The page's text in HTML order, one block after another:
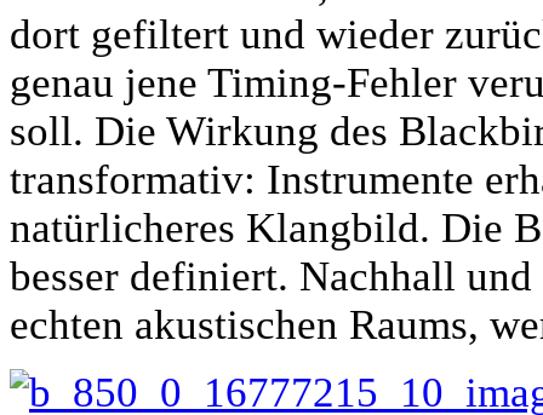
dort gefiltert und wieder
genau jene Timing-Fehler
soll. Die Wirkung des
transformativ: Instrumente
natürlicheres Klangbild. Die
besser definiert. Nachhall
echten akustischen Raums,